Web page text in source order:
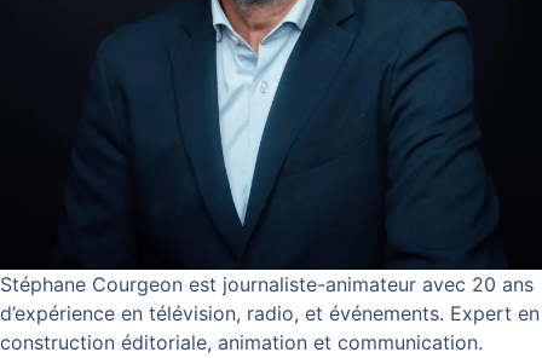
Stéphane Courgeon est journaliste-animateur avec 20 ans
d’expérience en télévision, radio, et événements. Expert en
construction éditoriale, animation et communication.